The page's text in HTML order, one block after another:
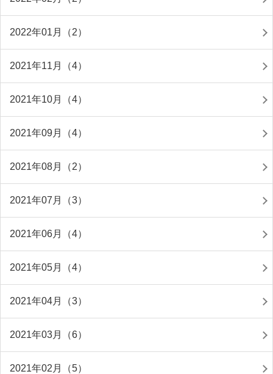
2022年01月（2）
2021年11月（4）
2021年10月（4）
2021年09月（4）
2021年08月（2）
2021年07月（3）
2021年06月（4）
2021年05月（4）
2021年04月（3）
2021年03月（6）
2021年02月（5）